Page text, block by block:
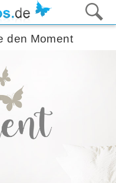
den Moment